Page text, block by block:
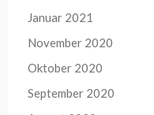
Januar 2021
November 2020
Oktober 2020
September 2020